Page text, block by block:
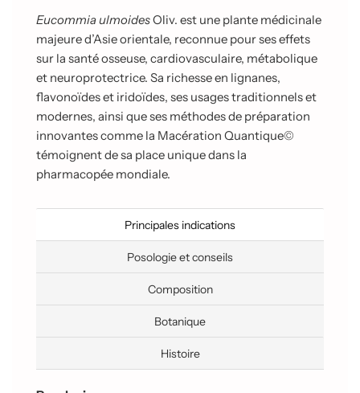
Eucommia ulmoidesOliv. est une plante médicinale
majeure d’Asie orientale, reconnue pour ses effets
sur la santé osseuse, cardiovasculaire, métabolique
et neuroprotectrice. Sa richesse en lignanes,
flavonoïdes et iridoïdes, ses usages traditionnels et
modernes, ainsi que ses méthodes de préparation
innovantes comme la Macération Quantique©
témoignent de sa place unique dans la
pharmacopée mondiale.
Principales indications
Posologie et conseils
Composition
Botanique
Histoire